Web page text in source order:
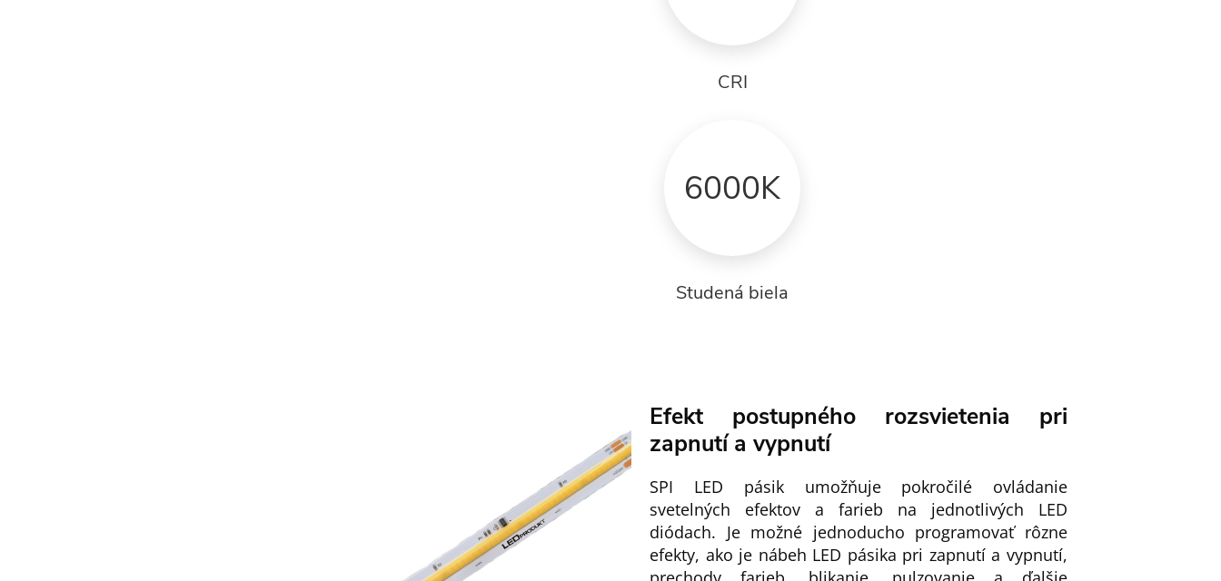
CRI
6000K
Studená biela
Efekt postupného rozsvietenia pri
zapnutí a vypnutí
SPI LED pásik umožňuje pokročilé ovládanie
svetelných efektov a farieb na jednotlivých LED
diódach. Je možné jednoducho programovať rôzne
efekty, ako je nábeh LED pásika pri zapnutí a vypnutí,